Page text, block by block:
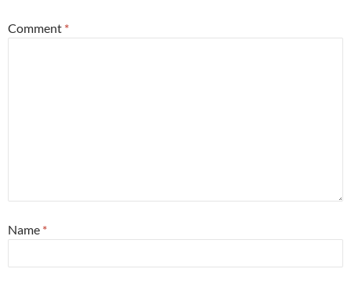
Comment *
Name *